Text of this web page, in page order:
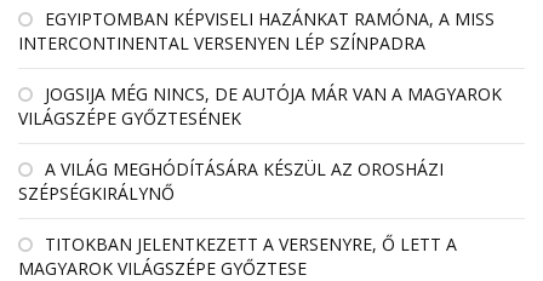
EGYIPTOMBAN KÉPVISELI HAZÁNKAT RAMÓNA, A MISS
INTERCONTINENTAL VERSENYEN LÉP SZÍNPADRA
JOGSIJA MÉG NINCS, DE AUTÓJA MÁR VAN A MAGYAROK
VILÁGSZÉPE GYŐZTESÉNEK
A VILÁG MEGHÓDÍTÁSÁRA KÉSZÜL AZ OROSHÁZI
SZÉPSÉGKIRÁLYNŐ
TITOKBAN JELENTKEZETT A VERSENYRE, Ő LETT A
MAGYAROK VILÁGSZÉPE GYŐZTESE